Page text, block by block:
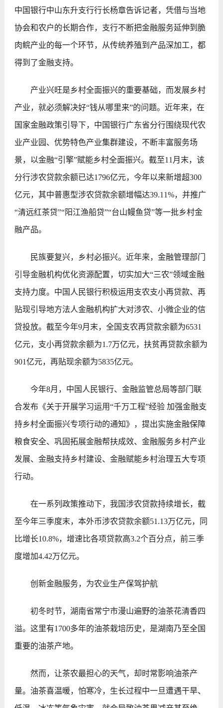
中国银行中山东升支行行长杨章告诉记者，凭借与当地
协会和农户的长期合作，支行不断把金融服务延伸到脆
肉鲩产业的每一个环节，从传统养殖到产品深加工，都
得到了金融支持。
产业兴旺是乡村全面振兴的重要基础，而发展乡村
产业，就必须解决好“钱从哪里来”的问题。近年来，在
国家金融政策引导下，中国银行广东省分行围绕现代农
业产业园、优势特色产业集群建设，不断丰富服务场
景，以金融“引擎”赋能乡村全面振兴。截至11月末，该
分行涉农贷款余额已达1796亿元，今年以来新增超300
亿元，其中普惠型涉农贷款余额增幅达39.11%，并推广
“清远红茶贷”“阳江渔船贷”“台山鳗鱼贷”等一批乡村金
融产品。
民族要复兴，乡村必振兴。近年来，金融管理部门
引导金融机构优化资源配置，切实加大“三农”领域金融
支持力度。中国人民银行积极运用支农支小再贷款、再
贴现引导地方法人金融机构扩大对涉农、小微企业的信
贷投放。截至今年9月末，全国支农再贷款余额为6531
亿元，支小再贷款余额为1.7万亿元，扶贫再贷款余额为
901亿元，再贴现余额为5835亿元。
今年8月，中国人民银行、金融监管总局等部门联
合发布《关于开展学习运用“千万工程”经验 加强金融支
持乡村全面振兴专项行动的通知》，提出实施金融保障
粮食安全、巩固拓展金融帮扶成效、金融服务乡村产业
发展、金融支持乡村建设、金融赋能乡村治理五大专项
行动。
在一系列政策推动下，我国涉农贷款持续增长，截
至今年三季度末，本外币涉农贷款余额51.13万亿元，同
比增长10.8%，增速比各项贷款高3.2个百分点，前三季
度增加4.42万亿元。
创新金融服务，为农业生产保驾护航
初冬时节，湖南省常宁市漫山遍野的油茶花清香四
溢。这里有1700多年的油茶栽培历史，是湖南乃至全国
重要的油茶产地。
然而，让茶农最担心的天气，却时常影响油茶产
量。油茶喜温暖，怕寒冷，生长过程中一旦遭遇干旱、